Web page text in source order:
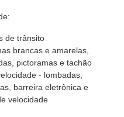
de trânsito
brancas e amarelas,
pictoramas e tachão
- lombadas,
barreira eletrônica e
velocidade